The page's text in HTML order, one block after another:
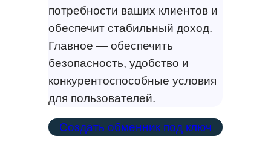
потребности ваших клиентов и
обеспечит стабильный доход.
Главное — обеспечить
безопасность, удобство и
конкурентоспособные условия
для пользователей.
Создать обменник под ключ